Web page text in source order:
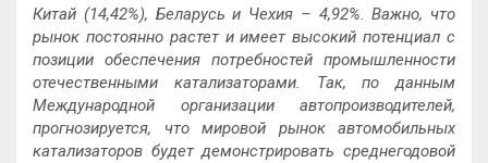
Китай (14,42%), Беларусь и Чехия – 4,92%. Важно, что
рынок постоянно растет и имеет высокий потенциал с
позиции обеспечения потребностей промышленности
отечественными катализаторами. Так, по данным
Международной организации автопроизводителей,
прогнозируется, что мировой рынок автомобильных
катализаторов будет демонстрировать среднегодовой